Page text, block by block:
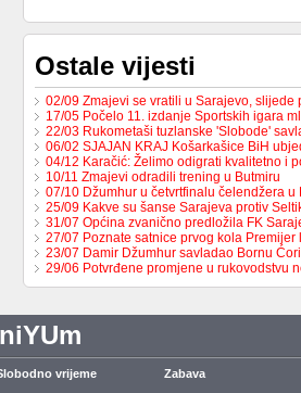
Ostale vijesti
02/09 Zmajevi se vratili u Sarajevo,
17/05 Počelo 11. izdanje Sportskih igara
22/03 Rukometaši tuzlanske 'Slobode'
06/02 SJAJAN KRAJ Košarkašice BiH
04/12 Karačić: Želimo odigrati kvalitetno i
10/11 Zmajevi odradili trening u Butmiru
07/10 Džumhur u četvrtfinalu čelendžera u
25/09 Kakve su šanse Sarajeva protiv
31/07 Općina zvanično predložila FK
27/07 Poznate satnice prvog kola
23/07 Damir Džumhur savladao Bornu
29/06 Potvrđene promjene u rukovodstvu
vrijeme Zabava